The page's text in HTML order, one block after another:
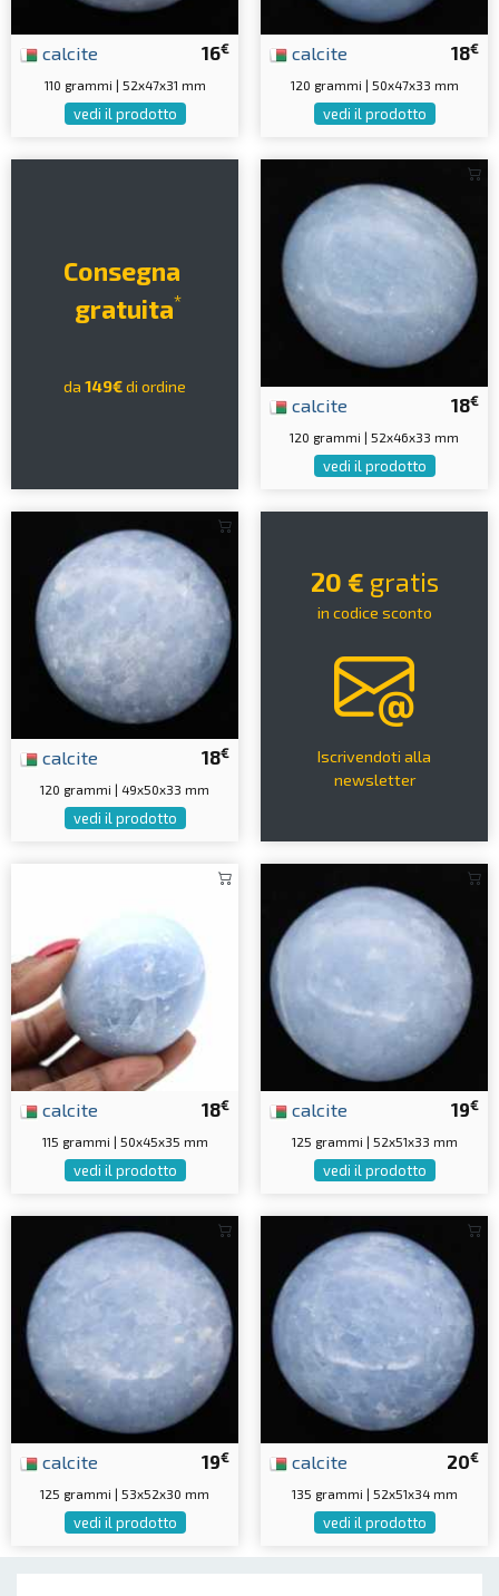
16€
calcite
110 grammi | 52x47x31 mm
vedi il prodotto
18€
calcite
120 grammi | 50x47x33 mm
vedi il prodotto
Consegna
gratuita*
da 149€di ordine
18€
calcite
120 grammi | 52x46x33 mm
vedi il prodotto
18€
calcite
120 grammi | 49x50x33 mm
vedi il prodotto
20 € gratis
in codice sconto
Iscrivendoti alla
newsletter
18€
calcite
115 grammi | 50x45x35 mm
vedi il prodotto
19€
calcite
125 grammi | 52x51x33 mm
vedi il prodotto
19€
calcite
125 grammi | 53x52x30 mm
vedi il prodotto
20€
calcite
135 grammi | 52x51x34 mm
vedi il prodotto